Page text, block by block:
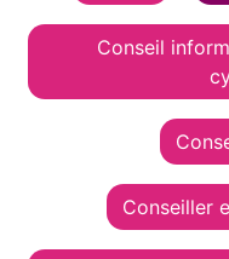
Conseil
Conseiller